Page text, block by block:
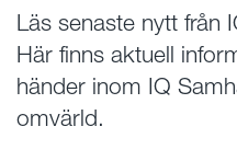
Läs senaste nytt från
Här finns aktuell
händer inom IQ
omvärld.